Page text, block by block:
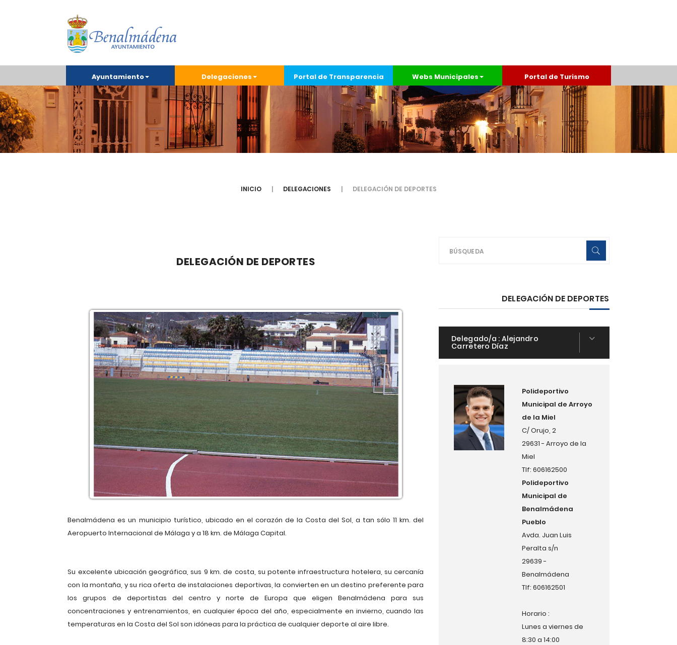
Ayuntamiento Delegaciones Portal de Transparencia Webs Municipales Portal de Turismo
INICIO DELEGACIONES DELEGACIÓN DE DEPORTES
DELEGACIÓN DE DEPORTES
Benalmádena es un municipio turístico, ubicado en el corazón de la Costa del Sol, a tan sólo 11 km. del
Aeropuerto Internacional de Málaga y a 18 km. de Málaga Capital.
Su excelente ubicación geográfica, sus 9 km. de costa, su potente infraestructura hotelera, su cercanía
con la montaña, y su rica oferta de instalaciones deportivas, la convierten en un destino preferente para
los grupos de deportistas del centro y norte de Europa que eligen Benalmádena para sus
concentraciones y entrenamientos, en cualquier época del año, especialmente en invierno, cuando las
temperaturas en la Costa del Sol son idóneas para la práctica de cualquier deporte al aire libre.
DELEGACIÓN DE DEPORTES
Delegado/a : Alejandro
Carretero Díaz
Polideportivo
Municipal de Arroyo
de la Miel
C/ Orujo, 2
29631 - Arroyo de la
Miel
Tlf: 606162500
Polideportivo
Municipal de
Benalmádena
Pueblo
Avda. Juan Luis
Peralta s/n
29639 -
Benalmádena
Tlf: 606162501
Horario :
Lunes a viernes de
8:30 a 14:00